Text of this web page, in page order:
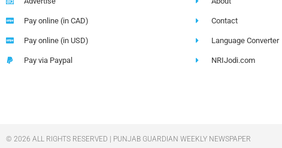
Pay online (in CAD)
Pay online (in USD)
Pay via Paypal
Contact
Language Converter
NRIJodi.com
© 2026 ALL RIGHTS RESERVED | PUNJAB GUARDIAN WEEKLY NEWSPAPER